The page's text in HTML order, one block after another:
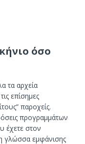
όσο
τα αρχεία
επίσημες
παροχείς.
προγραμμάτων
έχετε στον
γλώσσα εμφάνισης